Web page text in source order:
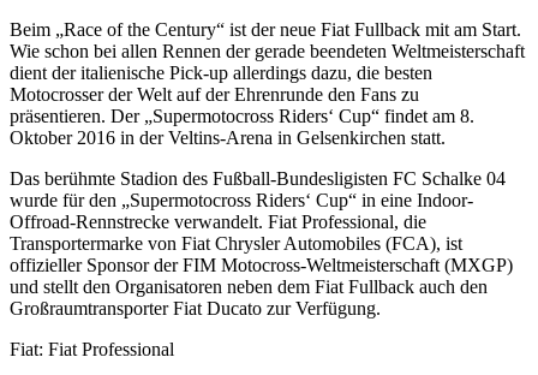
Beim „Race of the Century“ ist der neue Fiat Fullback mit am Start.
Wie schon bei allen Rennen der gerade beendeten Weltmeisterschaft
dient der italienische Pick-up allerdings dazu, die besten
Motocrosser der Welt auf der Ehrenrunde den Fans zu
präsentieren. Der „Supermotocross Riders‘ Cup“ findet am 8.
Oktober 2016 in der Veltins-Arena in Gelsenkirchen statt.
Das berühmte Stadion des Fußball-Bundesligisten FC Schalke 04
wurde für den „Supermotocross Riders‘ Cup“ in eine Indoor-
Offroad-Rennstrecke verwandelt. Fiat Professional, die
Transportermarke von Fiat Chrysler Automobiles (FCA), ist
offizieller Sponsor der FIM Motocross-Weltmeisterschaft (MXGP)
und stellt den Organisatoren neben dem Fiat Fullback auch den
Großraumtransporter Fiat Ducato zur Verfügung.
Fiat: Fiat Professional